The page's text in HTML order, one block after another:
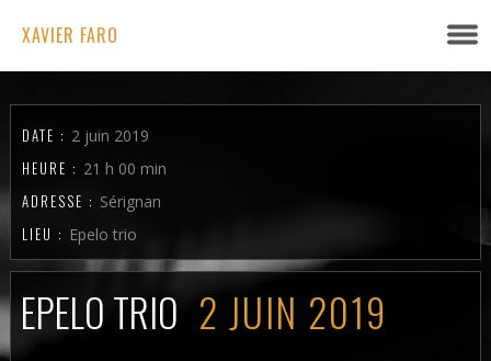
XAVIER FARO
DATE : 2 juin 2019
HEURE : 21 h 00 min
ADRESSE : Sérignan
LIEU : Epelo trio
EPELO TRIO 2 JUIN 2019